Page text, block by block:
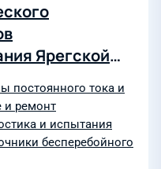
Ярегской
постоянного тока и
и ремонт
и испытания
бесперебойного